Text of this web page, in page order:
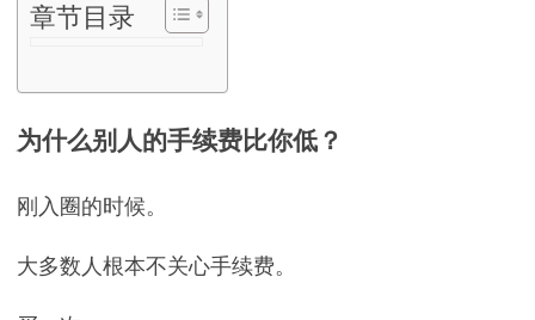
章节目录
为什么别人的手续费比你低？
刚入圈的时候。
大多数人根本不关心手续费。